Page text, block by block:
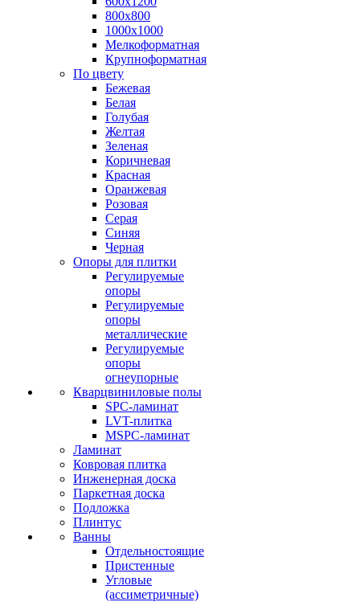
800х800
1000х1000
Мелкоформатная
Крупноформатная
По цвету
Бежевая
Белая
Голубая
Желтая
Зеленая
Коричневая
Красная
Оранжевая
Розовая
Серая
Синяя
Черная
Опоры для плитки
Регулируемые
опоры
Регулируемые
опоры
металлические
Регулируемые
опоры
огнеупорные
Кварцвиниловые полы
SPC-ламинат
LVT-плитка
MSPC-ламинат
Ламинат
Ковровая плитка
Инженерная доска
Паркетная доска
Подложка
Плинтус
Ванны
Отдельностоящие
Пристенные
Угловые
(ассиметричные)